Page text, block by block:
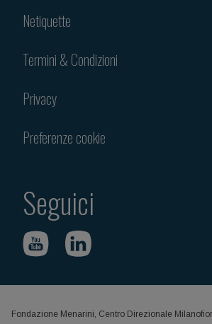
Netiquette
Termini & Condizioni
Privacy
Preferenze cookie
Seguici
Fondazione Menarini, Centro Direzionale